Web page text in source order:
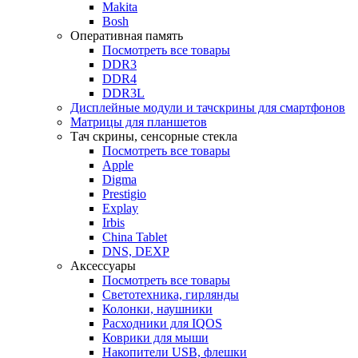
Makita
Bosh
Оперативная память
Посмотреть все товары
DDR3
DDR4
DDR3L
Дисплейные модули и тачскрины для смартфонов
Матрицы для планшетов
Тач скрины, сенсорные стекла
Посмотреть все товары
Apple
Digma
Prestigio
Explay
Irbis
China Tablet
DNS, DEXP
Аксессуары
Посмотреть все товары
Светотехника, гирлянды
Колонки, наушники
Расходники для IQOS
Коврики для мыши
Накопители USB, флешки